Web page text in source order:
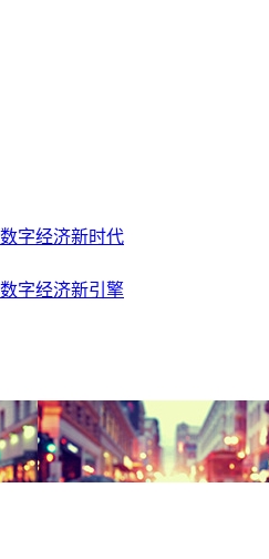
字经济新时代
字经济新引擎